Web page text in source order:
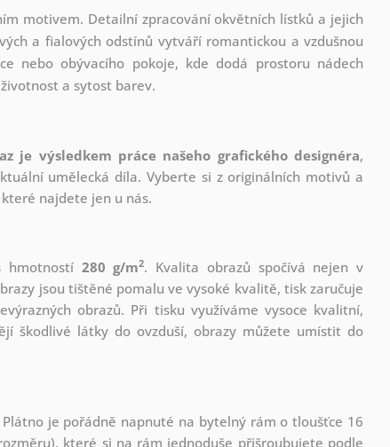
motivem. Detailní zpracování okvětních lístků a jejich
a fialových odstínů vytváří romantickou a vzdušnou
nebo obývacího pokoje, kde dodá prostoru nádech
a sytost barev.
je výsledkem práce našeho grafického designéra,
umělecká díla. Vyberte si z originálních motivů a
najdete jen u nás.
hmotností 280 g/m2. Kvalita obrazů spočívá nejen v
jsou tištěné pomalu ve vysoké kvalitě, tisk zaručuje
obrazů. Při tisku využíváme vysoce kvalitní,
škodlivé látky do ovzduší, obrazy můžete umístit do
je pořádně napnuté na bytelný rám o tloušťce 16
které si na rám jednoduše přišroubujete podle